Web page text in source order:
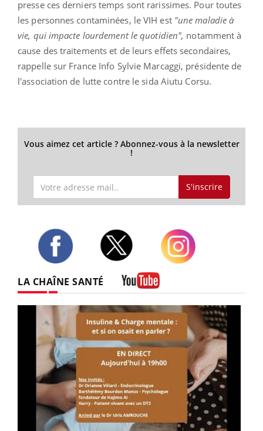
presse ces derniers temps sont rarissimes. Pour toutes
les personnes contaminées, le VIH est "une maladie à
vie, qui impacte lourdement le quotidien", notamment à
cause des traitements et de leurs effets secondaires,
rappelle sur France Info Sylvie Marcaggi, présidente de
l'association de lutte contre le sida Aiutu Corsu.
Vous aimez cet article ? Abonnez-vous à la newsletter
!
S'inscrire
LA CHAÎNE SANTÉ